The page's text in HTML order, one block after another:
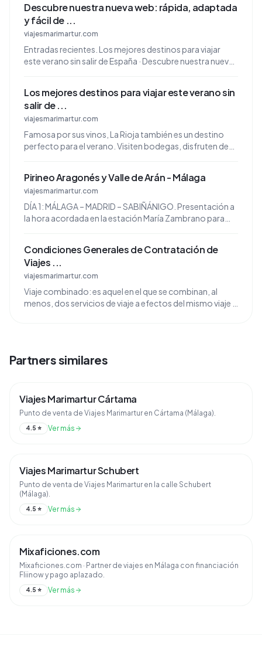
Descubre nuestra nueva web: rápida, adaptada
y fácil de ...
viajesmarimartur.com
Entradas recientes. Los mejores destinos para viajar
este verano sin salir de España · Descubre nuestra nueva
Los mejores destinos para viajar este verano sin
salir de ...
viajesmarimartur.com
Famosa por sus vinos, La Rioja también es un destino
perfecto para el verano. Visiten bodegas, disfruten de
Pirineo Aragonés y Valle de Arán - Málaga
viajesmarimartur.com
DÍA 1: MÁLAGA – MADRID – SABIÑÁNIGO. Presentación a
la hora acordada en la estación María Zambrano para
Condiciones Generales de Contratación de
Viajes ...
viajesmarimartur.com
Viaje combinado: es aquel en el que se combinan, al
menos, dos servicios de viaje a efectos del mismo viaje o
Partners similares
Viajes Marimartur Cártama
Punto de venta de Viajes Marimartur en Cártama (Málaga).
4.5 ⭐ Ver más
Viajes Marimartur Schubert
Punto de venta de Viajes Marimartur en la calle Schubert
(Málaga).
4.5 ⭐ Ver más
Mixaficiones.com
Mixaficiones.com · Partner de viajes en Málaga con financiación
Fliinow y pago aplazado.
4.5 ⭐ Ver más